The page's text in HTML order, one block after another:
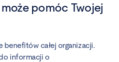
pomóc Twojej
benefitów całej organizacji.
informacji o